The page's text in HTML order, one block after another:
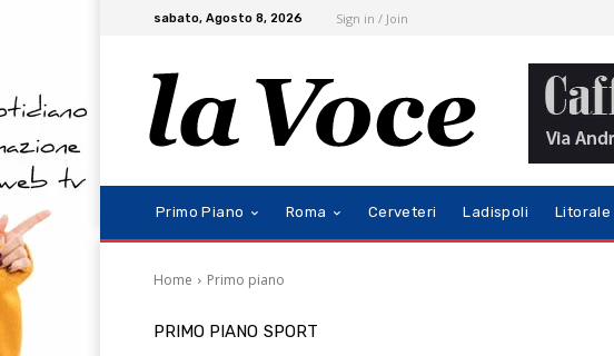
sabato, Agosto 8, 2026 Sign in / Join
Primo Piano Roma Cerveteri Ladispoli Litorale
Home Primo piano
PRIMO PIANO SPORT